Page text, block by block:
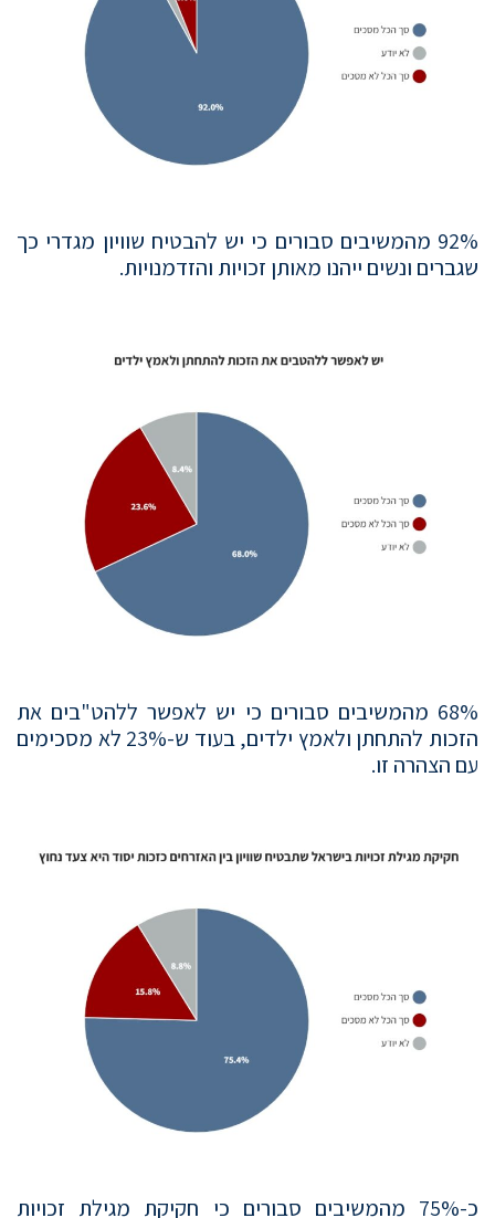
92% מהמשיבים סבורים כי יש להבטיח שוויון מגדרי כך
שגברים ונשים ייהנו מאותן זכויות והזדמנויות.
68% מהמשיבים סבורים כי יש לאפשר ללהט"בים את
הזכות להתחתן ולאמץ ילדים, בעוד ש-23% לא מסכימים
עם הצהרה זו.
כ-75% מהמשיבים סבורים כי חקיקת מגילת זכויות